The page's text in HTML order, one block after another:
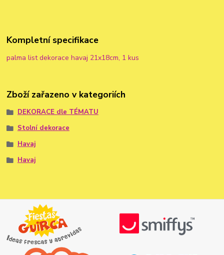
Kompletní specifikace
palma list dekorace havaj 21x18cm, 1 kus
Zboží zařazeno v kategoriích
DEKORACE dle TÉMATU
Stolní dekorace
Havaj
Havaj